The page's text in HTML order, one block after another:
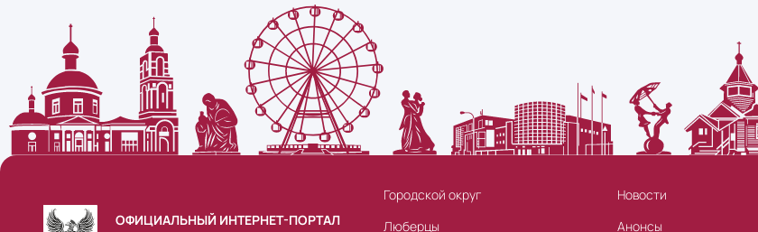
ОФИЦИАЛЬНЫЙ ИНТЕРНЕТ-ПОРТАЛ
Городской округ
Люберцы
Новости
Анонсы